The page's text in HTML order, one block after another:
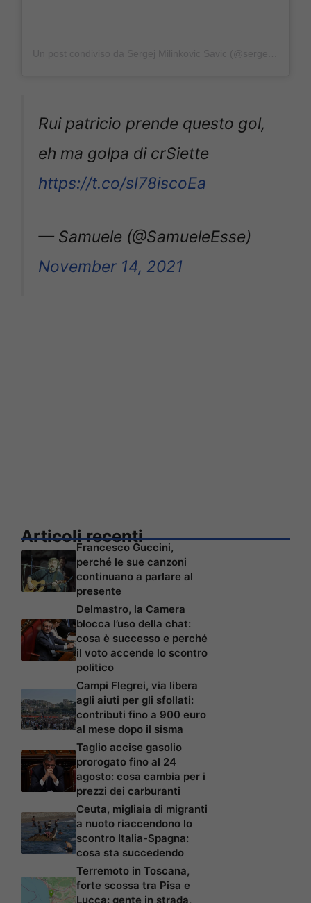
Rui patricio prende questo gol,
eh ma golpa di crSiette
https://t.co/sI78iscoEa
— Samuele (@SamueleEsse)
November 14, 2021
Articoli recenti
Francesco Guccini,
perché le sue canzoni
continuano a parlare al
presente
Delmastro, la Camera
blocca l’uso della chat:
cosa è successo e perché
il voto accende lo scontro
politico
Campi Flegrei, via libera
agli aiuti per gli sfollati:
contributi fino a 900 euro
al mese dopo il sisma
Taglio accise gasolio
prorogato fino al 24
agosto: cosa cambia per i
prezzi dei carburanti
Ceuta, migliaia di migranti
a nuoto riaccendono lo
scontro Italia-Spagna:
cosa sta succedendo
Terremoto in Toscana,
forte scossa tra Pisa e
Lucca: gente in strada,